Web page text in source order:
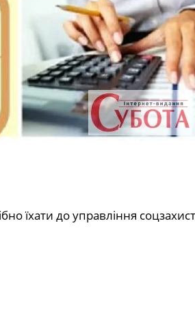
їхати до управління